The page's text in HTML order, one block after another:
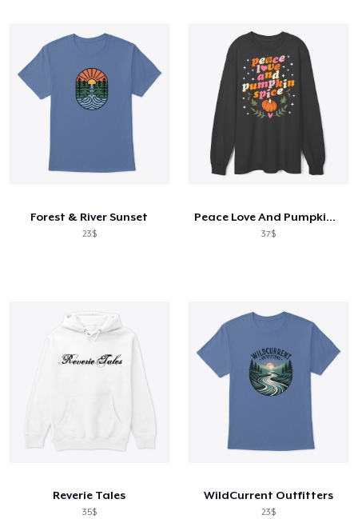
Forest & River Sunset
23$
Peace Love And Pumpkin Spice
37$
Reverie Tales
35$
WildCurrent Outfitters
23$